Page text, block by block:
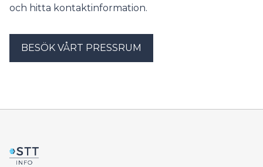
och hitta kontaktinformation.
BESÖK VÅRT PRESSRUM